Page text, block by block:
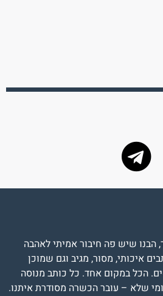
הבנו שיש פה חיבור אמיתי לאהבה
איכותי, מסור, מגיב וגם שמוכן
הכל במקום אחד. כל כותב מנוסה
שלא – עובר הכשרה מסודרת איתנו.